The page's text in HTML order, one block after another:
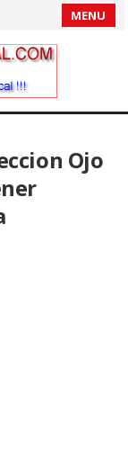
MENU
Ojo